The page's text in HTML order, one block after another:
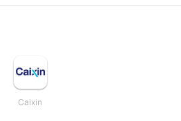
Caixin